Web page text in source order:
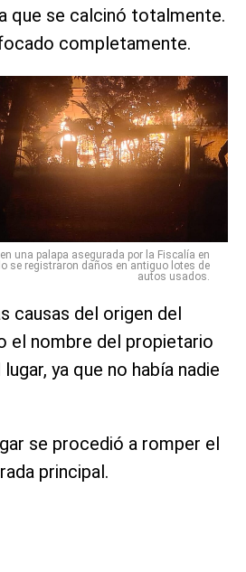
que se calcinó totalmente.
completamente.
una palapa asegurada por la Fiscalía en
se registraron daños en antiguo lotes de
autos usados.
causas del origen del
el nombre del propietario
ya que no había nadie
se procedió a romper el
principal.